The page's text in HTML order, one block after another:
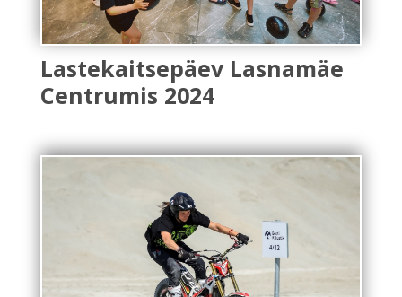
Lastekaitsepäev Lasnamäe
Centrumis 2024